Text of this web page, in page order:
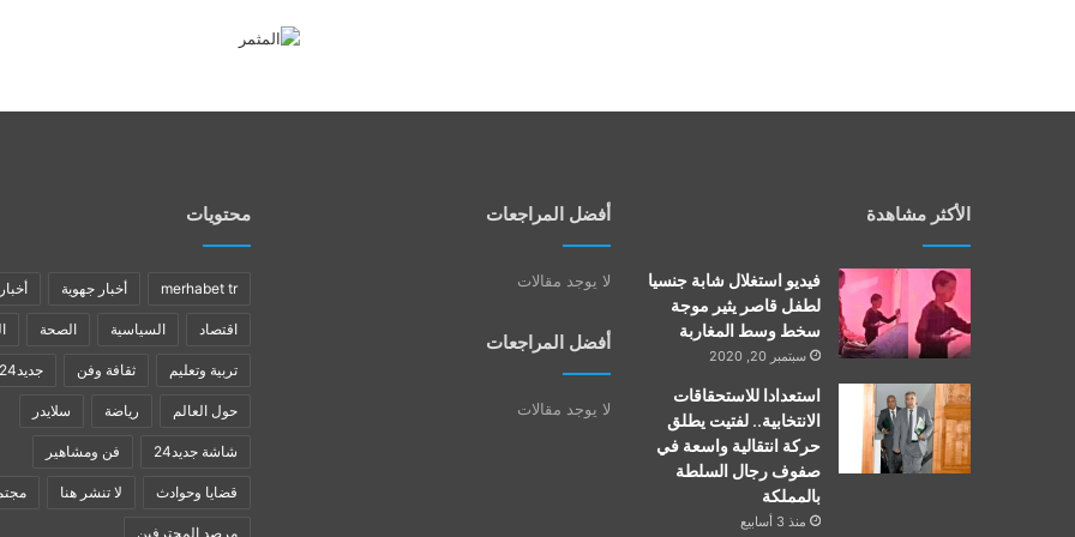
الأكثر مشاهدة
فيديو استغلال شابة جنسيا
لطفل قاصر يثير موجة
سخط وسط المغاربة
سبتمبر 20, 2020
استعدادا للاستحقاقات
الانتخابية.. لفتيت يطلق
حركة انتقالية واسعة في
صفوف رجال السلطة
بالمملكة
منذ 3 أسابيع
أفضل المراجعات
لا يوجد مقالات
أفضل المراجعات
لا يوجد مقالات
محتويات
merhabet tr أخبار جهوية
اقتصاد السياسية الصحة
تربية وتعليم ثقافة وفن جديد24
حول العالم رياضة سلايدر
شاشة جديد24 فن ومشاهير
قضايا وحوادث لا تنشر هنا
مرصد المحترفين